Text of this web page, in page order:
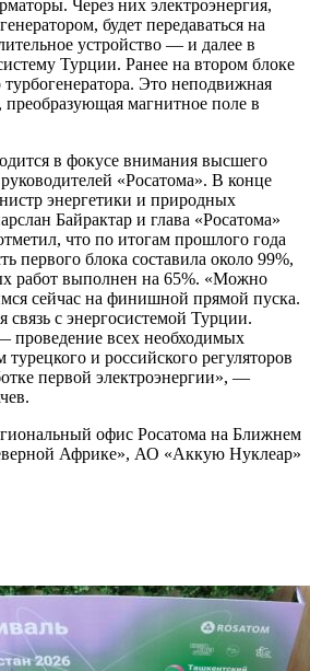
Через них электроэнергия,
будет передаваться на
устройство — и далее в
Турции. Ранее на втором блоке
турбогенератора. Это неподвижная
преобразующая магнитное поле в
в фокусе внимания высшего
«Росатома». В конце
энергетики и природных
Байрактар и глава «Росатома»
что по итогам прошлого года
первого блока составила около 99%,
работ выполнен на 65%. «Можно
сейчас на финишной прямой пуска.
связь с энергосистемой Турции.
проведение всех необходимых
и российского регуляторов
первой электроэнергии», —
офис Росатома на Ближнем
Африке», АО «Аккую Нуклеар»